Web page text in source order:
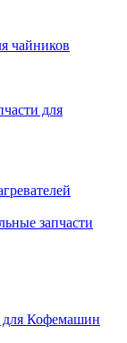
чайников
для
запчасти
для Кофемашин